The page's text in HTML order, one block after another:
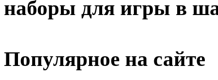
наборы для игры в
Популярное на сайте